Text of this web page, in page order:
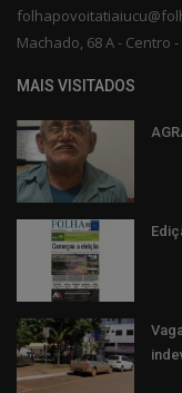
Machado, 68 A - Centro
MAIS VISITADOS